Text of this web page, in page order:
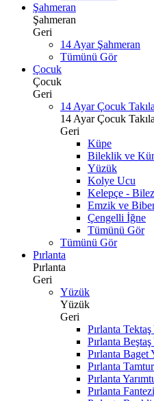
Şahmeran
Şahmeran
Geri
14 Ayar Şahmeran
Tümünü Gör
Çocuk
Çocuk
Geri
14 Ayar Çocuk
14 Ayar Çocuk
Geri
Küpe
Bileklik ve
Yüzük
Kolye Ucu
Kelepçe -
Emzik ve
Çengelli İğne
Tümünü Gör
Tümünü Gör
Pırlanta
Pırlanta
Geri
Yüzük
Yüzük
Geri
Pırlanta
Pırlanta
Pırlanta Baget
Pırlanta
Pırlanta
Pırlanta